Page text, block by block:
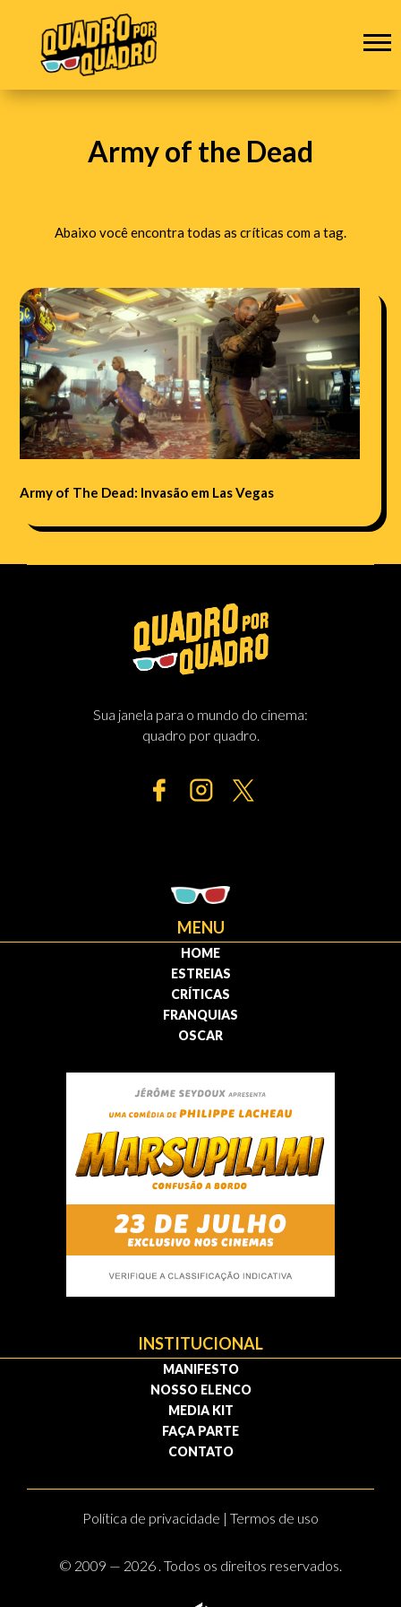
Army of the Dead
Abaixo você encontra todas as críticas com a tag.
Army of The Dead: Invasão em Las Vegas
Sua janela para o mundo do cinema:
quadro por quadro.
MENU
HOME
ESTREIAS
CRÍTICAS
FRANQUIAS
OSCAR
INSTITUCIONAL
MANIFESTO
NOSSO ELENCO
MEDIA KIT
FAÇA PARTE
CONTATO
Política de privacidade | Termos de uso
© 2009 — 2026 . Todos os direitos reservados.